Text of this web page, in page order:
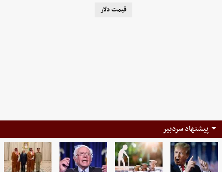
قیمت دلار
پیشنهاد سردبیر